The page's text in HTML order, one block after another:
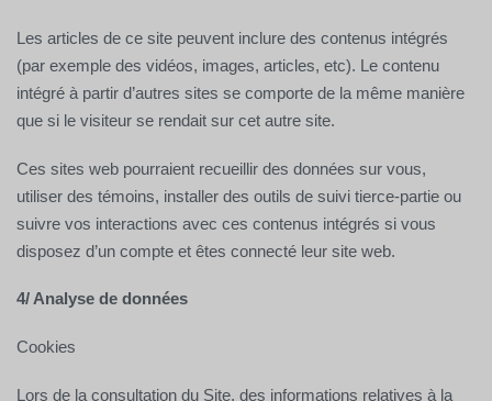
Les articles de ce site peuvent inclure des contenus intégrés
(par exemple des vidéos, images, articles, etc). Le contenu
intégré à partir d’autres sites se comporte de la même manière
que si le visiteur se rendait sur cet autre site.
Ces sites web pourraient recueillir des données sur vous,
utiliser des témoins, installer des outils de suivi tierce-partie ou
suivre vos interactions avec ces contenus intégrés si vous
disposez d’un compte et êtes connecté leur site web.
4/ Analyse de données
Cookies
Lors de la consultation du Site, des informations relatives à la